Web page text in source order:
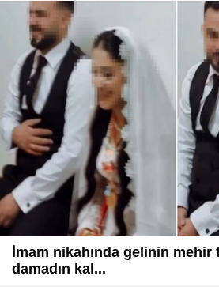
İmam nikahında gelinin mehir
damadın kal...